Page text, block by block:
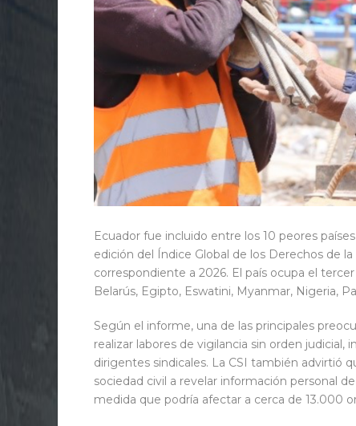
Ecuador fue incluido entre los 10 peores
edición del Índice Global de los Derechos de
correspondiente a 2026. El país ocupa el
Belarús, Egipto, Eswatini, Myanmar, Nigeria,
Según el informe, una de las principales
realizar labores de vigilancia sin orden
dirigentes sindicales. La CSI también advirtió
sociedad civil a revelar información personal
medida que podría afectar a cerca de 13.000